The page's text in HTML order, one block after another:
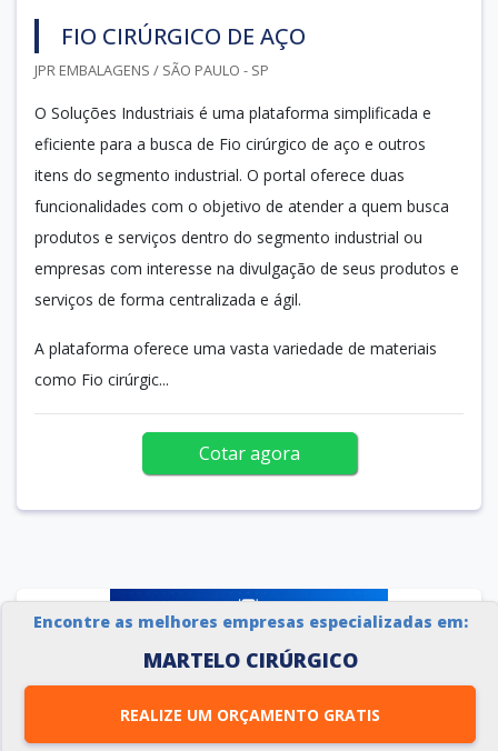
Encontre as melhores empresas especializadas em:
MARTELO CIRÚRGICO
REALIZE UM ORÇAMENTO GRATIS
FIO CIRÚRGICO DE AÇO
JPR EMBALAGENS / SÃO PAULO - SP
O Soluções Industriais é uma plataforma simplificada e
eficiente para a busca de Fio cirúrgico de aço e outros
itens do segmento industrial. O portal oferece duas
funcionalidades com o objetivo de atender a quem busca
produtos e serviços dentro do segmento industrial ou
empresas com interesse na divulgação de seus produtos e
serviços de forma centralizada e ágil.
A plataforma oferece uma vasta variedade de materiais
como Fio cirúrgic...
Cotar agora